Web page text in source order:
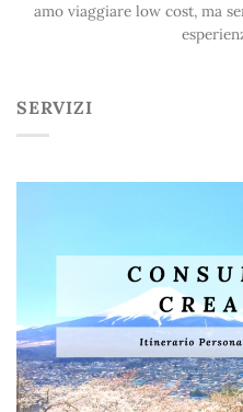
amo viaggiare low cost, ma
SERVIZI